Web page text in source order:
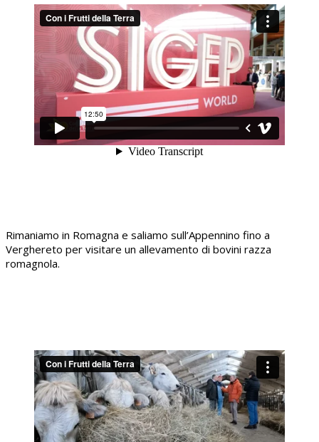
Rimaniamo in Romagna e saliamo sull’Appennino fino a
Verghereto per visitare un allevamento di bovini razza
romagnola.